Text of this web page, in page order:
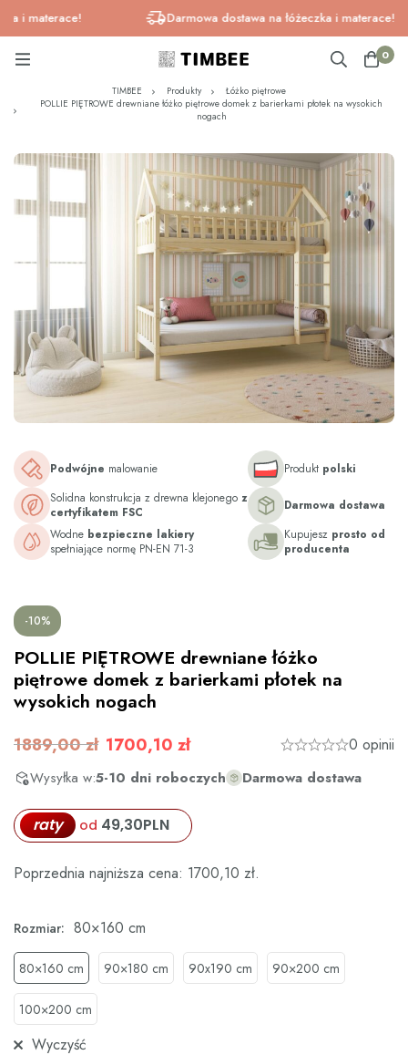
materace! Darmowa dostawa na łóżeczka i materace!
0
TIMBEE Produkty
Łóżko piętrowe
POLLIE PIĘTROWE drewniane łóżko piętrowe domek z barierkami płotek na wysokich
nogach
Podwójne malowanie
Solidna konstrukcja z drewna klejonego z
certyfikatem FSC
Wodne bezpieczne lakiery
spełniające normę PN-EN 71-3
Produkt polski
Darmowa dostawa
Kupujesz prosto od
producenta
-10%
POLLIE PIĘTROWE drewniane łóżko
piętrowe domek z barierkami płotek na
wysokich nogach
1889,00 zł 1700,10 zł 0 opinii
Wysyłka w:5-10 dni roboczych Darmowa dostawa
raty od 49,30PLN
Poprzednia najniższa cena: 1700,10 zł.
Rozmiar: 80×160 cm
80×160 cm 90×180 cm 90x190 cm 90×200 cm
100×200 cm
Wyczyść